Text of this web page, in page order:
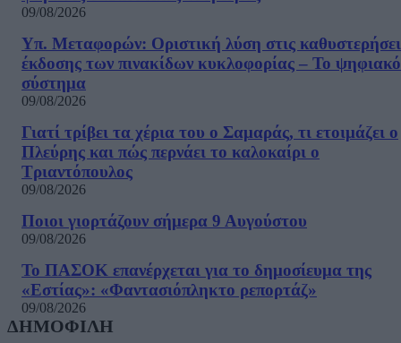
09/08/2026
Υπ. Μεταφορών: Οριστική λύση στις
έκδοσης των πινακίδων κυκλοφορίας – Το ψηφιακό
σύστημα
09/08/2026
Γιατί τρίβει τα χέρια του ο Σαμαράς, τι ετοιμάζει ο
Πλεύρης και πώς περνάει το καλοκαίρι ο
Τριαντόπουλος
09/08/2026
Ποιοι γιορτάζουν σήμερα 9 Αυγούστου
09/08/2026
Το ΠΑΣΟΚ επανέρχεται για το δημοσίευμα της
«Εστίας»: «Φαντασιόπληκτο ρεπορτάζ»
09/08/2026
ΔΗΜΟΦΙΛΗ